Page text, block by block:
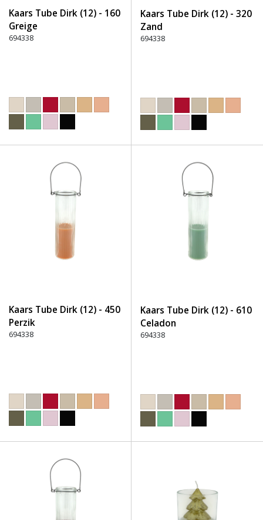
Kaars Tube Dirk (12) - 160
Greige
694338
Kaars Tube Dirk (12) - 320
Zand
694338
Kaars Tube Dirk (12) - 450
Perzik
694338
Kaars Tube Dirk (12) - 610
Celadon
694338